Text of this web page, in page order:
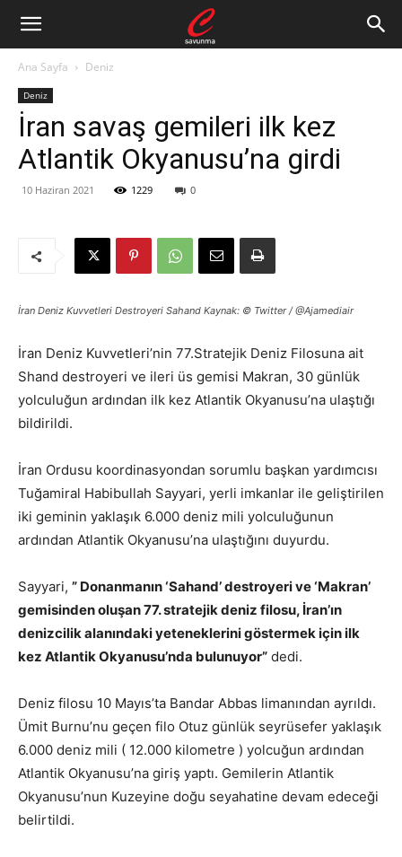
Ana Sayfa Deniz
Deniz
İran savaş gemileri ilk kez
Atlantik Okyanusu’na girdi
10 Haziran 2021 1229 0
İran Deniz Kuvvetleri Destroyeri Sahand Kaynak: © Twitter / @Ajamediair
İran Deniz Kuvvetleri’nin 77.Stratejik Deniz Filosuna ait
Shand destroyeri ve ileri üs gemisi Makran, 30 günlük
yolculuğun ardından ilk kez Atlantik Okyanusu’na ulaştığı
bildirildi.
İran Ordusu koordinasyondan sorumlu başkan yardımcısı
Tuğamiral Habibullah Sayyari, yerli imkanlar ile geliştirilen
iki geminin yaklaşık 6.000 deniz mili yolculuğunun
ardından Atlantik Okyanusu’na ulaştığını duyurdu.
Sayyari, ” Donanmanın ‘Sahand’ destroyeri ve ‘Makran’
gemisinden oluşan 77. stratejik deniz filosu, İran’ın
denizcilik alanındaki yeteneklerini göstermek için ilk
kez Atlantik Okyanusu’nda bulunuyor” dedi.
Deniz filosu 10 Mayıs’ta Bandar Abbas limanından ayrıldı.
Ümit Burnu’nu geçen filo Otuz günlük seyrüsefer yaklaşık
6.000 deniz mili ( 12.000 kilometre ) yolcuğun ardından
Atlantik Okyanusu’na giriş yaptı. Gemilerin Atlantik
Okyanusu’nun Kuzeyine doğu seyahatine devam edeceği
belirtildi.